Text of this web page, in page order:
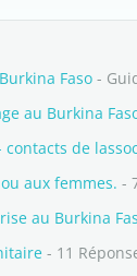
Faso -
au Burkina
de
aux femmes. -
au Burkina
- 11